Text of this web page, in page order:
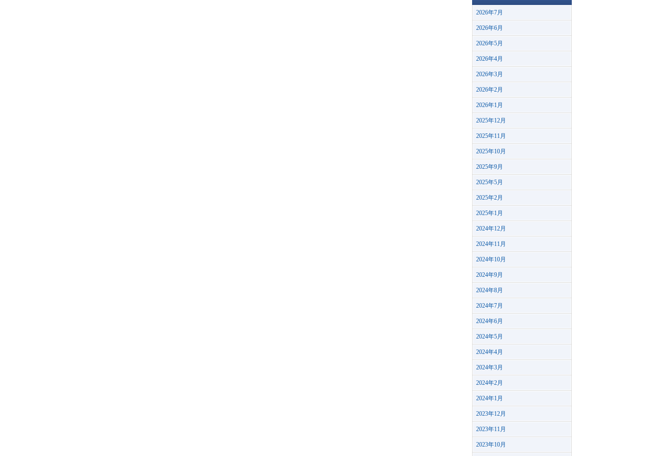
2026年7月
2026年6月
2026年5月
2026年4月
2026年3月
2026年2月
2026年1月
2025年12月
2025年11月
2025年10月
2025年9月
2025年5月
2025年2月
2025年1月
2024年12月
2024年11月
2024年10月
2024年9月
2024年8月
2024年7月
2024年6月
2024年5月
2024年4月
2024年3月
2024年2月
2024年1月
2023年12月
2023年11月
2023年10月